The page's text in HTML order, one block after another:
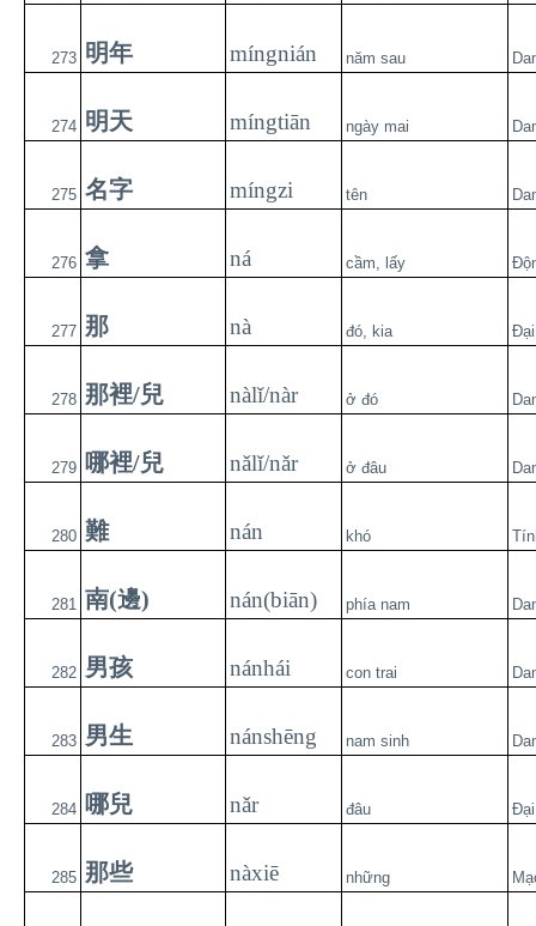
273 明年 míngnián năm sau
274 明天 míngtiān ngày mai
275 名字 míngzi tên
276 拿 ná cầm, lấy
277 那 nà đó, kia
278 那裡/兒 nàlǐ/nàr ở đó
279 哪裡/兒 nǎlǐ/nǎr ở đâu
280 難 nán khó
281 南(邊) nán(biān) phía nam
282 男孩 nánhái con trai
283 男生 nánshēng nam sinh
284 哪兒 nǎr đâu
285 那些 nàxiē những